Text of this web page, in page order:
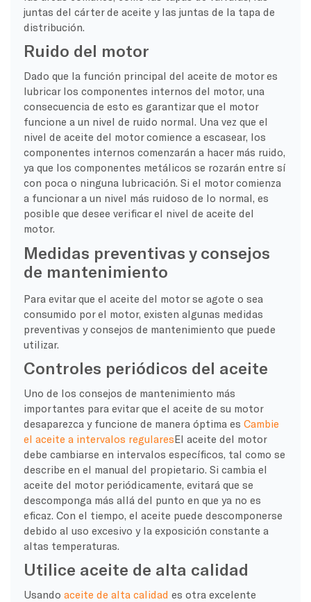
juntas del cárter de aceite y las juntas de la tapa de
distribución.
Ruido del motor
Dado que la función principal del aceite de motor es
lubricar los componentes internos del motor, una
consecuencia de esto es garantizar que el motor
funcione a un nivel de ruido normal. Una vez que el
nivel de aceite del motor comience a escasear, los
componentes internos comenzarán a hacer más ruido,
ya que los componentes metálicos se rozarán entre sí
con poca o ninguna lubricación. Si el motor comienza
a funcionar a un nivel más ruidoso de lo normal, es
posible que desee verificar el nivel de aceite del
motor.
Medidas preventivas y consejos
de mantenimiento
Para evitar que el aceite del motor se agote o sea
consumido por el motor, existen algunas medidas
preventivas y consejos de mantenimiento que puede
utilizar.
Controles periódicos del aceite
Uno de los consejos de mantenimiento más
importantes para evitar que el aceite de su motor
desaparezca y funcione de manera óptima es Cambie
el aceite a intervalos regularesEl aceite del motor
debe cambiarse en intervalos específicos, tal como se
describe en el manual del propietario. Si cambia el
aceite del motor periódicamente, evitará que se
descomponga más allá del punto en que ya no es
eficaz. Con el tiempo, el aceite puede descomponerse
debido al uso excesivo y la exposición constante a
altas temperaturas.
Utilice aceite de alta calidad
Usando aceite de alta calidad es otra excelente